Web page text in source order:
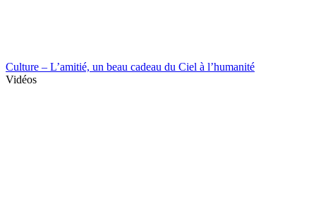
Culture – L’amitié, un beau cadeau du Ciel à l’humanité
Vidéos